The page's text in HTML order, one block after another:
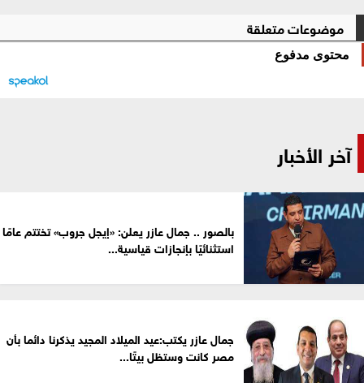
موضوعات متعلقة
محتوى مدفوع
آخر الأخبار
بالصور .. جمال عازر يعلن: «إيجل جروب» تختتم عامًا
استثنائيًا بإنجازات قياسية...
جمال عازر يكتب:عيد الميلاد المجيد يذكرنا دائما بأن
مصر كانت وستظل بيتًا...